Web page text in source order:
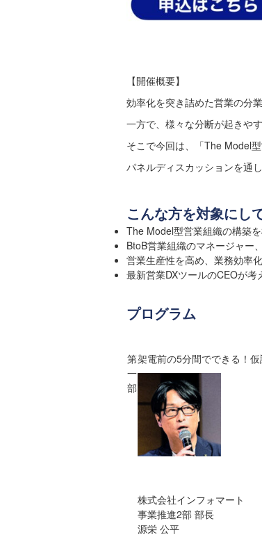
【開催概要】
効率化を突き詰めた営業の分
一方で、様々な分断が起きや
そこで今回は、「The Model
パネルディスカッションを通
こんな方を対象にし
The Model型営業組織の構築
BtoB営業組織のマネージャー
営業生産性を高め、業務効率
最新営業DXツールのCEOが
プログラム
第
一
部
架電前の5分間でできる！
株式会社インフォマート
事業推進2部 部長
源栄 公平